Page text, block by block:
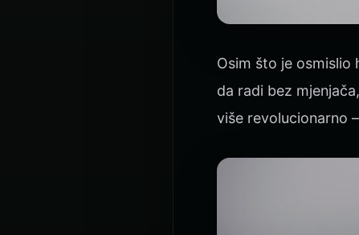
Osim što je osmislio
da radi bez
više revolucionarno